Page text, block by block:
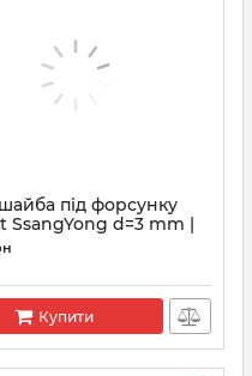
під форсунку
SsangYong d=3 mm |
Delphi
Купити